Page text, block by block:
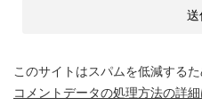
このサイトはスパムを低減する
コメントデータの処理方法の詳